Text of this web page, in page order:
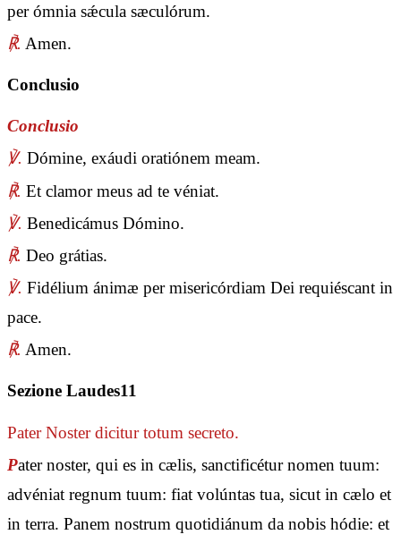
per ómnia sǽcula sæculórum.
℟. Amen.
Conclusio
Conclusio
℣. Dómine, exáudi oratiónem meam.
℟. Et clamor meus ad te véniat.
℣. Benedicámus Dómino.
℟. Deo grátias.
℣. Fidélium ánimæ per misericórdiam Dei requiéscant in
pace.
℟. Amen.
Sezione Laudes11
Pater Nosterdicitur totum secreto.
Pater noster, qui es in cælis, sanctificétur nomen tuum:
advéniat regnum tuum: fiat volúntas tua, sicut in cælo et
in terra. Panem nostrum quotidiánum da nobis hódie: et